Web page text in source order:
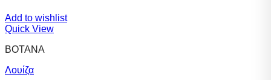
Add to wishlist
Quick View
ΒΟΤΑΝΑ
Λουίζα